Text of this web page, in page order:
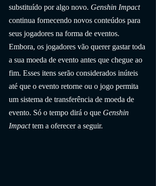
substituído por algo novo. Genshin Impact
continua fornecendo novos conteúdos para
seus jogadores na forma de eventos.
Embora, os jogadores vão querer gastar toda
a sua moeda de evento antes que chegue ao
fim. Esses itens serão considerados inúteis
até que o evento retorne ou o jogo permita
um sistema de transferência de moeda de
evento. Só o tempo dirá o que Genshin
Impact tem a oferecer a seguir.